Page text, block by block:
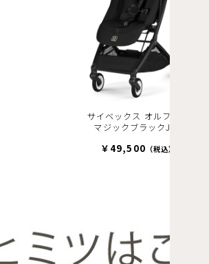
サイベックス オルフェオ
マジックブラックJP2
￥49,500 （税込）